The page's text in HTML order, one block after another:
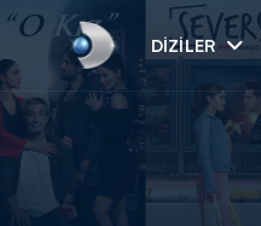
DIZILER